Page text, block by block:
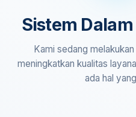
Sistem
Kami sedang
meningkatkan kualitas
ada hal